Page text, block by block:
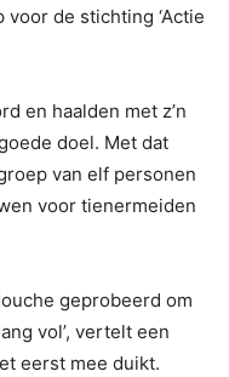
de stichting ‘Actie
en haalden met z’n
doel. Met dat
van elf personen
voor tienermeiden
geprobeerd om
vol’, vertelt een
eerst mee duikt.